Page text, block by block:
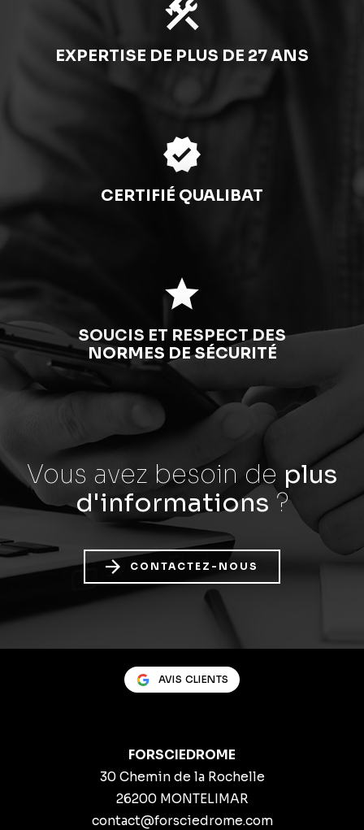
construction
EXPERTISE DE PLUS DE 27 ANS
verified
CERTIFIÉ QUALIBAT
star
SOUCIS ET RESPECT DES
NORMES DE SÉCURITÉ
Vous avez besoin de plus
d'informations ?
CONTACTEZ-NOUS
AVIS CLIENTS
FORSCIEDROME
30 Chemin de la Rochelle
26200 MONTELIMAR
contact@forsciedrome.com